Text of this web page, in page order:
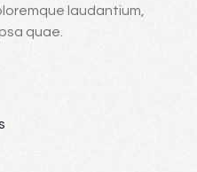
laudantium,
quae.